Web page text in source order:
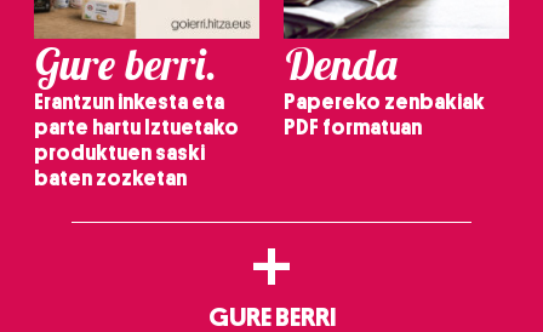
Gure berri.
Erantzun inkesta eta
parte hartu Iztuetako
produktuen saski
baten zozketan
Denda
Papereko zenbakiak
PDF formatuan
+
GURE BERRI